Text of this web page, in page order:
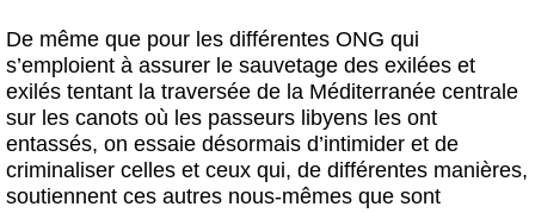
De même que pour les différentes ONG qui
s’emploient à assurer le sauvetage des exilées et
exilés tentant la traversée de la Méditerranée centrale
sur les canots où les passeurs libyens les ont
entassés, on essaie désormais d’intimider et de
criminaliser celles et ceux qui, de différentes manières,
soutiennent ces autres nous-mêmes que sont